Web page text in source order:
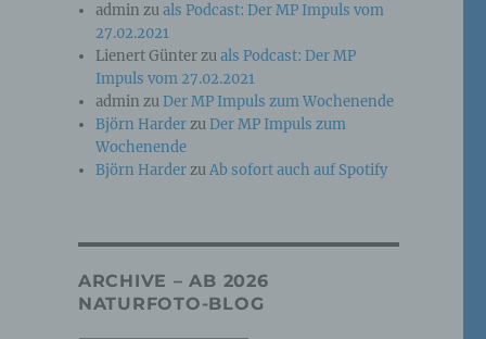
admin zuals Podcast: Der MP Impuls vom
27.02.2021
Lienert Günterzuals Podcast: Der MP
Impuls vom 27.02.2021
admin zuDer MP Impuls zum Wochenende
Björn HarderzuDer MP Impuls zum
Wochenende
Björn HarderzuAb sofort auch auf Spotify
ARCHIVE – AB 2026
NATURFOTO-BLOG